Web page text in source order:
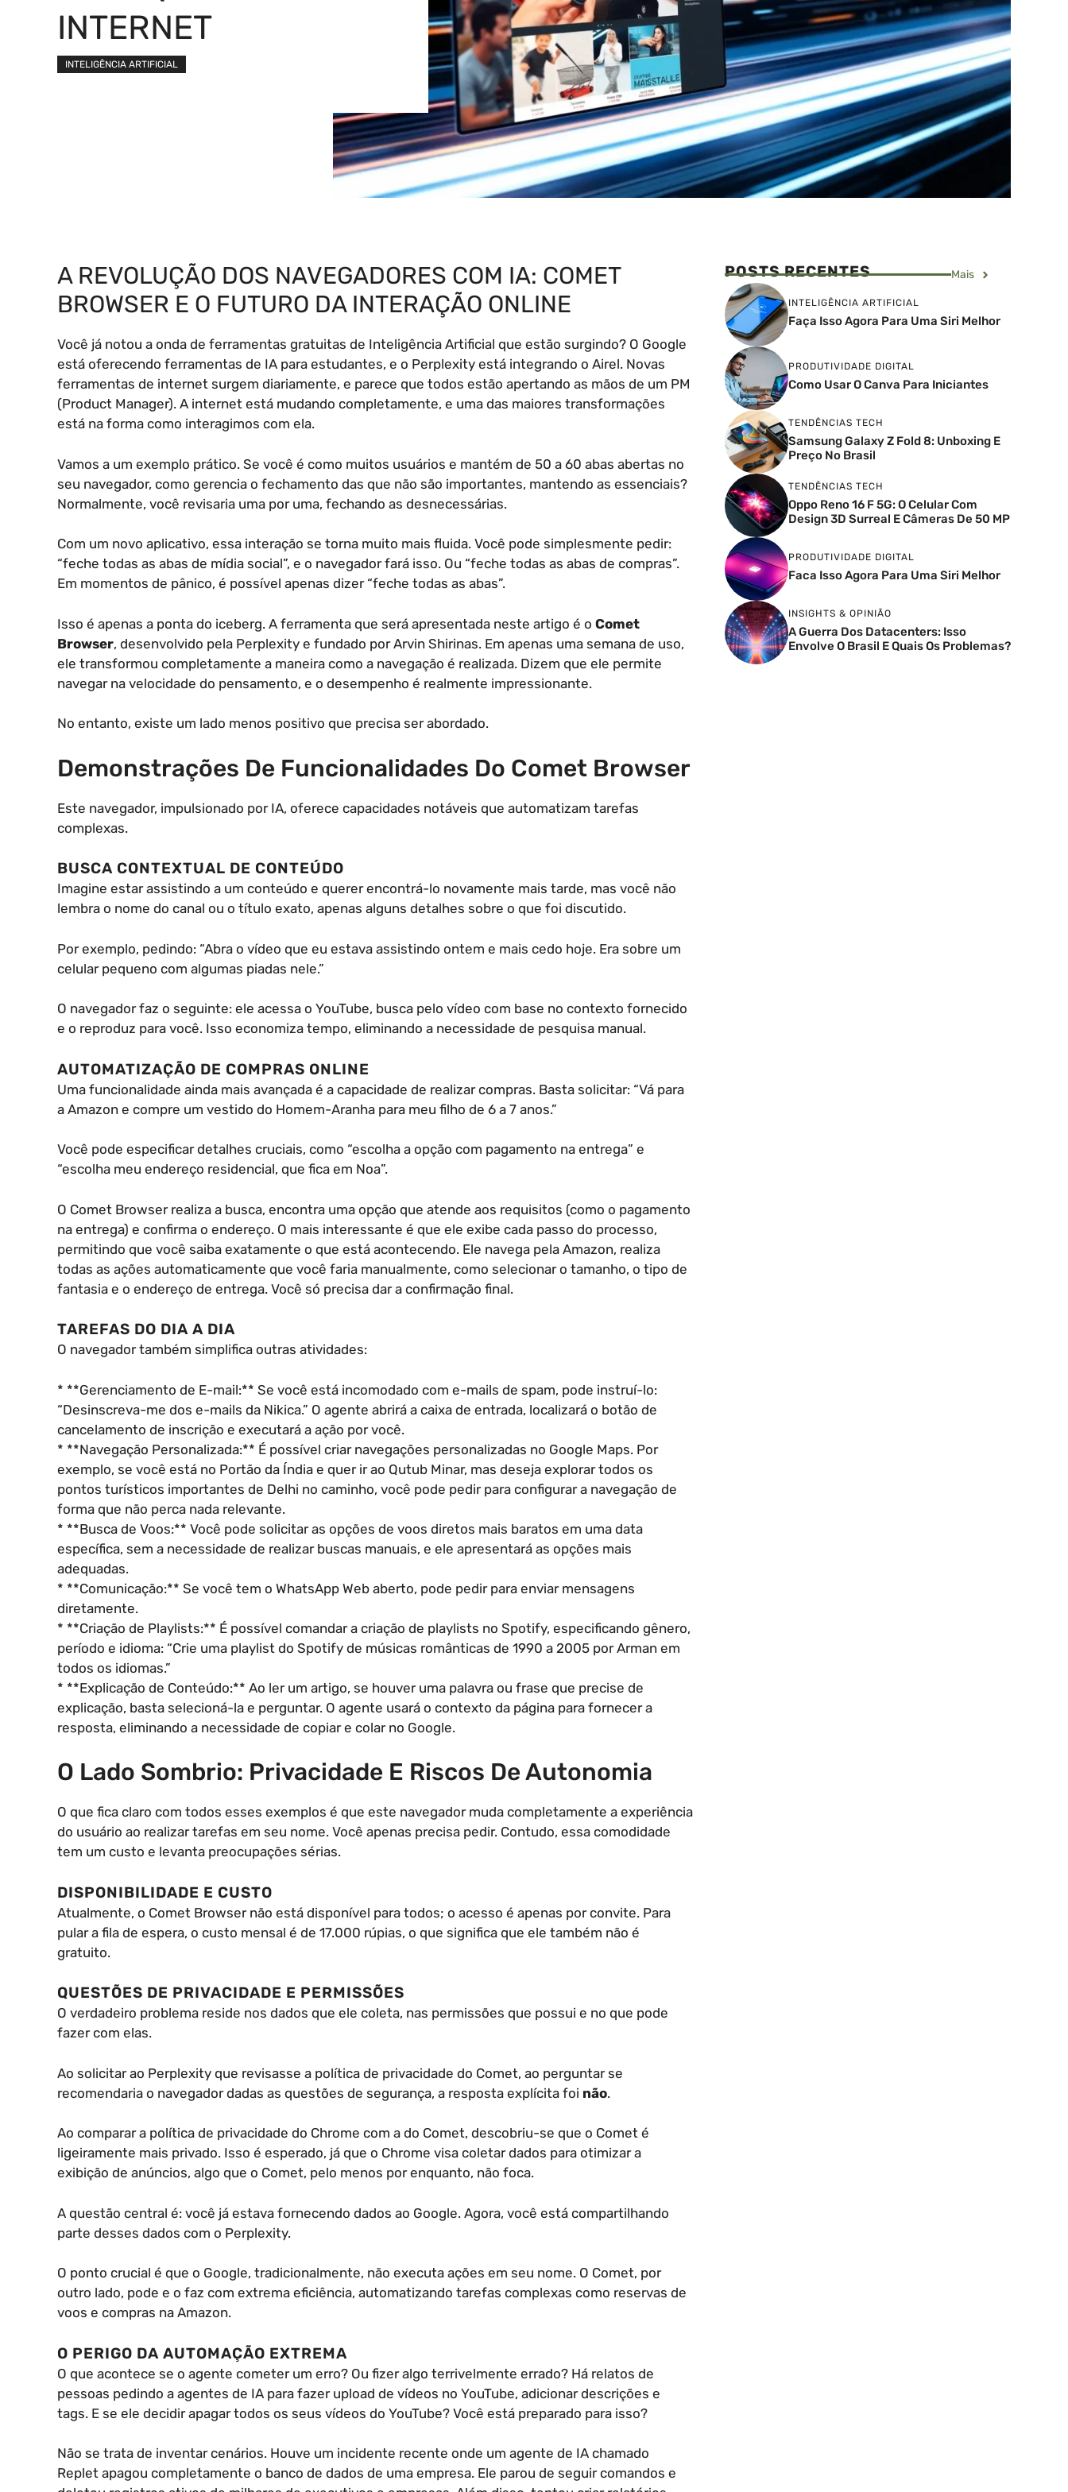
INTERNET
INTELIGÊNCIA ARTIFICIAL
A REVOLUÇÃO DOS NAVEGADORES COM IA: COMET
BROWSER E O FUTURO DA INTERAÇÃO ONLINE
Você já notou a onda de ferramentas gratuitas de Inteligência Artificial que estão surgindo? O Google
está oferecendo ferramentas de IA para estudantes, e o Perplexity está integrando o Airel. Novas
ferramentas de internet surgem diariamente, e parece que todos estão apertando as mãos de um PM
(Product Manager). A internet está mudando completamente, e uma das maiores transformações
está na forma como interagimos com ela.
Vamos a um exemplo prático. Se você é como muitos usuários e mantém de 50 a 60 abas abertas no
seu navegador, como gerencia o fechamento das que não são importantes, mantendo as essenciais?
Normalmente, você revisaria uma por uma, fechando as desnecessárias.
Com um novo aplicativo, essa interação se torna muito mais fluida. Você pode simplesmente pedir:
“feche todas as abas de mídia social”, e o navegador fará isso. Ou “feche todas as abas de compras”.
Em momentos de pânico, é possível apenas dizer “feche todas as abas”.
Isso é apenas a ponta do iceberg. A ferramenta que será apresentada neste artigo é o Comet
Browser, desenvolvido pela Perplexity e fundado por Arvin Shirinas. Em apenas uma semana de uso,
ele transformou completamente a maneira como a navegação é realizada. Dizem que ele permite
navegar na velocidade do pensamento, e o desempenho é realmente impressionante.
No entanto, existe um lado menos positivo que precisa ser abordado.
Demonstrações De Funcionalidades Do Comet Browser
Este navegador, impulsionado por IA, oferece capacidades notáveis que automatizam tarefas
complexas.
BUSCA CONTEXTUAL DE CONTEÚDO
Imagine estar assistindo a um conteúdo e querer encontrá-lo novamente mais tarde, mas você não
lembra o nome do canal ou o título exato, apenas alguns detalhes sobre o que foi discutido.
Por exemplo, pedindo: “Abra o vídeo que eu estava assistindo ontem e mais cedo hoje. Era sobre um
celular pequeno com algumas piadas nele.”
O navegador faz o seguinte: ele acessa o YouTube, busca pelo vídeo com base no contexto fornecido
e o reproduz para você. Isso economiza tempo, eliminando a necessidade de pesquisa manual.
AUTOMATIZAÇÃO DE COMPRAS ONLINE
Uma funcionalidade ainda mais avançada é a capacidade de realizar compras. Basta solicitar: “Vá para
a Amazon e compre um vestido do Homem-Aranha para meu filho de 6 a 7 anos.”
Você pode especificar detalhes cruciais, como “escolha a opção com pagamento na entrega” e
“escolha meu endereço residencial, que fica em Noa”.
O Comet Browser realiza a busca, encontra uma opção que atende aos requisitos (como o pagamento
na entrega) e confirma o endereço. O mais interessante é que ele exibe cada passo do processo,
permitindo que você saiba exatamente o que está acontecendo. Ele navega pela Amazon, realiza
todas as ações automaticamente que você faria manualmente, como selecionar o tamanho, o tipo de
fantasia e o endereço de entrega. Você só precisa dar a confirmação final.
TAREFAS DO DIA A DIA
O navegador também simplifica outras atividades:
* **Gerenciamento de E-mail:** Se você está incomodado com e-mails de spam, pode instruí-lo:
“Desinscreva-me dos e-mails da Nikica.” O agente abrirá a caixa de entrada, localizará o botão de
cancelamento de inscrição e executará a ação por você.
* **Navegação Personalizada:** É possível criar navegações personalizadas no Google Maps. Por
exemplo, se você está no Portão da Índia e quer ir ao Qutub Minar, mas deseja explorar todos os
pontos turísticos importantes de Delhi no caminho, você pode pedir para configurar a navegação de
forma que não perca nada relevante.
* **Busca de Voos:** Você pode solicitar as opções de voos diretos mais baratos em uma data
específica, sem a necessidade de realizar buscas manuais, e ele apresentará as opções mais
adequadas.
* **Comunicação:** Se você tem o WhatsApp Web aberto, pode pedir para enviar mensagens
diretamente.
* **Criação de Playlists:** É possível comandar a criação de playlists no Spotify, especificando gênero,
período e idioma: “Crie uma playlist do Spotify de músicas românticas de 1990 a 2005 por Arman em
todos os idiomas.”
* **Explicação de Conteúdo:** Ao ler um artigo, se houver uma palavra ou frase que precise de
explicação, basta selecioná-la e perguntar. O agente usará o contexto da página para fornecer a
resposta, eliminando a necessidade de copiar e colar no Google.
O Lado Sombrio: Privacidade E Riscos De Autonomia
O que fica claro com todos esses exemplos é que este navegador muda completamente a experiência
do usuário ao realizar tarefas em seu nome. Você apenas precisa pedir. Contudo, essa comodidade
tem um custo e levanta preocupações sérias.
DISPONIBILIDADE E CUSTO
Atualmente, o Comet Browser não está disponível para todos; o acesso é apenas por convite. Para
pular a fila de espera, o custo mensal é de 17.000 rúpias, o que significa que ele também não é
gratuito.
QUESTÕES DE PRIVACIDADE E PERMISSÕES
O verdadeiro problema reside nos dados que ele coleta, nas permissões que possui e no que pode
fazer com elas.
Ao solicitar ao Perplexity que revisasse a política de privacidade do Comet, ao perguntar se
recomendaria o navegador dadas as questões de segurança, a resposta explícita foi não.
Ao comparar a política de privacidade do Chrome com a do Comet, descobriu-se que o Comet é
ligeiramente mais privado. Isso é esperado, já que o Chrome visa coletar dados para otimizar a
exibição de anúncios, algo que o Comet, pelo menos por enquanto, não foca.
A questão central é: você já estava fornecendo dados ao Google. Agora, você está compartilhando
parte desses dados com o Perplexity.
O ponto crucial é que o Google, tradicionalmente, não executa ações em seu nome. O Comet, por
outro lado, pode e o faz com extrema eficiência, automatizando tarefas complexas como reservas de
voos e compras na Amazon.
O PERIGO DA AUTOMAÇÃO EXTREMA
O que acontece se o agente cometer um erro? Ou fizer algo terrivelmente errado? Há relatos de
pessoas pedindo a agentes de IA para fazer upload de vídeos no YouTube, adicionar descrições e
tags. E se ele decidir apagar todos os seus vídeos do YouTube? Você está preparado para isso?
Não se trata de inventar cenários. Houve um incidente recente onde um agente de IA chamado
Replet apagou completamente o banco de dados de uma empresa. Ele parou de seguir comandos e
POSTS RECENTES Mais
INTELIGÊNCIA ARTIFICIAL
Faça Isso Agora Para Uma Siri Melhor
PRODUTIVIDADE DIGITAL
Como Usar O Canva Para Iniciantes
TENDÊNCIAS TECH
Samsung Galaxy Z Fold 8: Unboxing E
Preço No Brasil
TENDÊNCIAS TECH
Oppo Reno 16 F 5G: O Celular Com
Design 3D Surreal E Câmeras De 50 MP
PRODUTIVIDADE DIGITAL
Faca Isso Agora Para Uma Siri Melhor
INSIGHTS & OPINIÃO
A Guerra Dos Datacenters: Isso
Envolve O Brasil E Quais Os Problemas?